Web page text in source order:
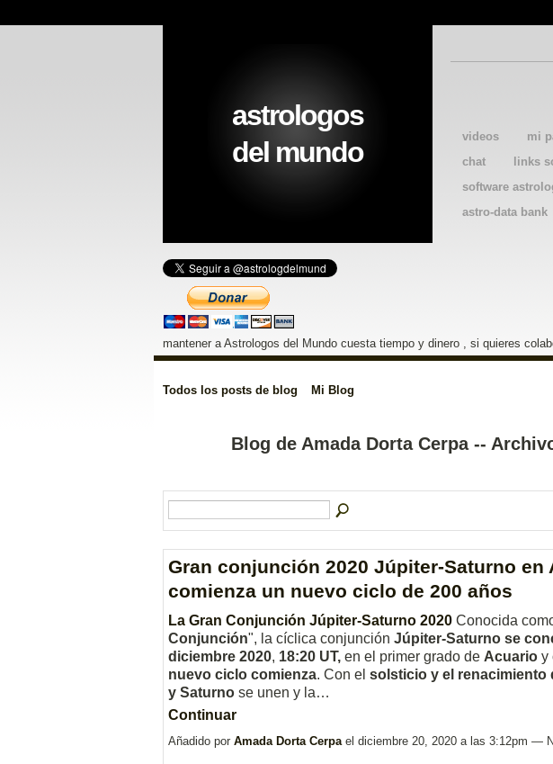
videos mi
chat
links
software
astro-data bank
astrologos
del mundo
mantener a Astrologos del Mundo cuesta tiempo y dinero , si quieres
Todos los posts de blog Mi Blog
Blog de Amada Dorta Cerpa --
Gran conjunción 2020 Júpiter-Saturno en
comienza un nuevo ciclo de 200 años
La Gran Conjunción Júpiter-Saturno 2020 Conocida
Conjunción", la cíclica conjunción Júpiter-Saturno se
diciembre 2020, 18:20 UT, en el primer grado de Acuario y
nuevo ciclo comienza. Con el solsticio y el renacimiento
y Saturno se unen y la…
Continuar
Añadido por Amada Dorta Cerpa el diciembre 20, 2020 a las 3:12pm —